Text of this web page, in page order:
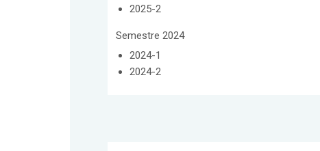
2025-2
Semestre 2024
2024-1
2024-2